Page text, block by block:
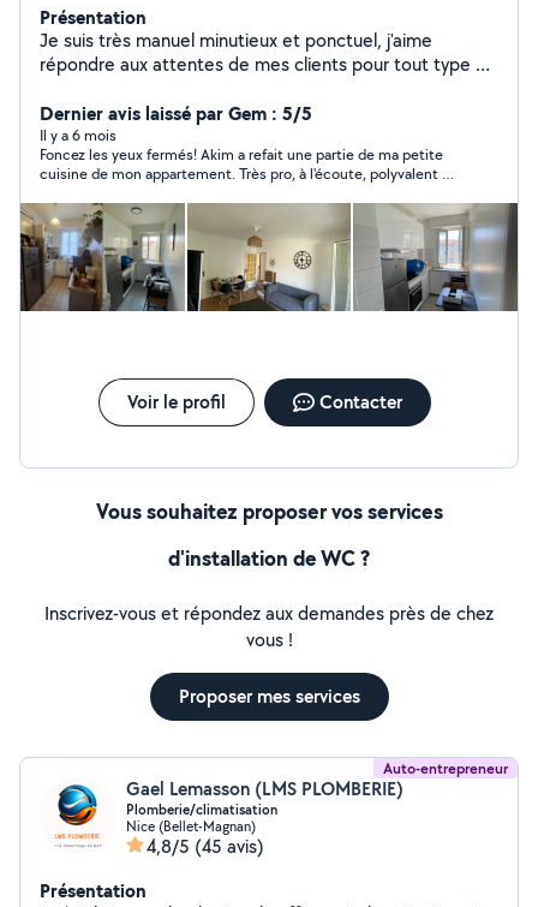
Présentation
Je suis très manuel minutieux et ponctuel, j'aime
répondre aux attentes de mes clients pour tout type de
n'hésitez pas, devis gratuit ! Les clients sont rois. Au
plaisir.
Dernier avis laissé par Gem : 5/5
Il y a 6 mois
Foncez les yeux fermés! Akim a refait une partie de ma petite
cuisine de mon appartement. Très pro, à l'écoute, polyvalent et
Voir le profil Contacter
Vous souhaitez proposer vos services
d'installation de WC ?
Inscrivez-vous et répondez aux demandes près de chez
vous !
Proposer mes services
Auto-entrepreneur
Gael Lemasson (LMS PLOMBERIE)
Plomberie/climatisation
Nice (Bellet-Magnan)
4,8/5 (45 avis)
Présentation